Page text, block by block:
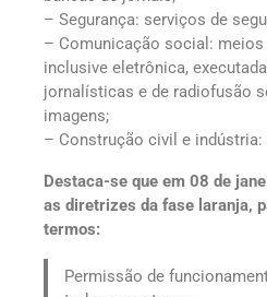
– Segurança: serviços de
– Comunicação social:
inclusive eletrônica,
jornalísticas e de radiofusão
imagens;
– Construção civil e
Destaca-se que em 08 de
as diretrizes da fase laranja,
termos:
Permissão de